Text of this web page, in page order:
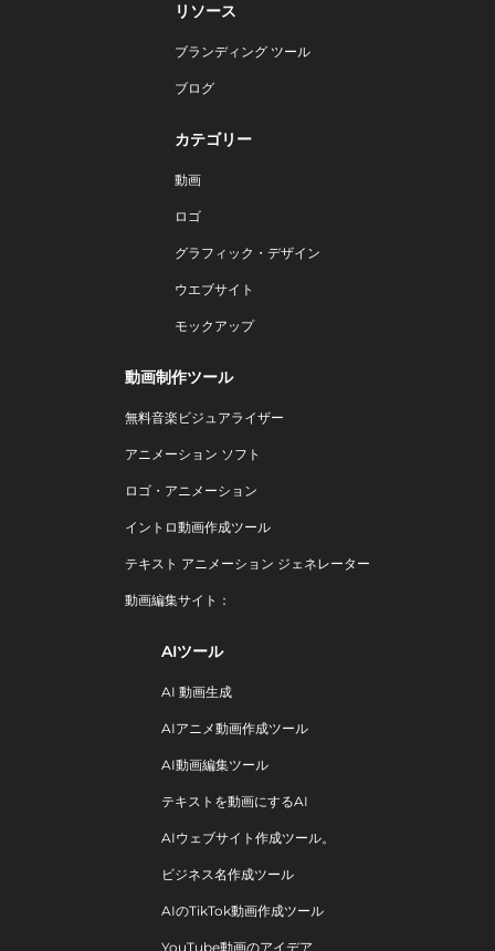
リソース
ブランディング ツール
ブログ
カテゴリー
動画
ロゴ
グラフィック・デザイン
ウエブサイト
モックアップ
動画制作ツール
無料音楽ビジュアライザー
アニメーション ソフト
ロゴ・アニメーション
イントロ動画作成ツール
テキスト アニメーション ジェネレーター
動画編集サイト：
AIツール
AI 動画生成
AIアニメ動画作成ツール
AI動画編集ツール
テキストを動画にするAI
AIウェブサイト作成ツール。
ビジネス名作成ツール
AIのTikTok動画作成ツール
YouTube動画のアイデア